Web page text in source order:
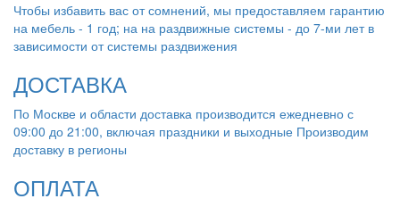
Чтобы избавить вас от сомнений, мы предоставляем гарантию
на мебель - 1 год; на на раздвижные системы - до 7-ми лет в
зависимости от системы раздвижения
ДОСТАВКА
По Москве и области доставка производится ежедневно с
09:00 до 21:00, включая праздники и выходные Производим
доставку в регионы
ОПЛАТА